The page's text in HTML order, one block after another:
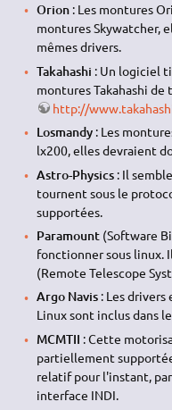
Orion: Les montures
montures Skywatcher,
mêmes drivers.
Takahashi : Un logiciel
montures Takahashi de
http://
Losmandy: Les
lx200, elles devraient
Astro-Physics: Il
tournent sous le
supportées.
Paramount(Software
fonctionner sous linux.
(Remote Telescope
Argo Navis: Les drivers
Linux sont inclus dans
MCMTII : Cette
partiellement
relatif pour l'instant, par
interface INDI.